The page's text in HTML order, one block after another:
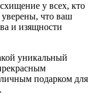
у всех, кто
уверены, что ваш
и изящности
уникальный
подарком для